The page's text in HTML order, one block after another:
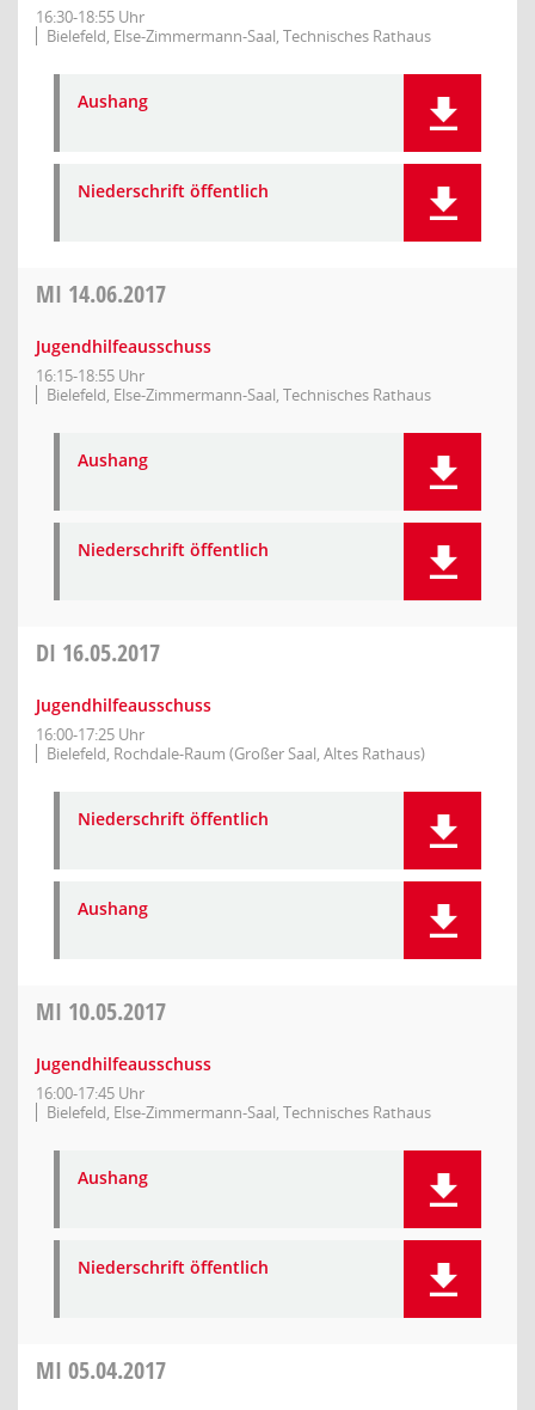
16:30-18:55 Uhr
Bielefeld, Else-Zimmermann-Saal, Technisches Rathaus
Aushang
Niederschrift öffentlich
MI 14.06.2017
Jugendhilfeausschuss
16:15-18:55 Uhr
Bielefeld, Else-Zimmermann-Saal, Technisches Rathaus
Aushang
Niederschrift öffentlich
DI 16.05.2017
Jugendhilfeausschuss
16:00-17:25 Uhr
Bielefeld, Rochdale-Raum (Großer Saal, Altes Rathaus)
Niederschrift öffentlich
Aushang
MI 10.05.2017
Jugendhilfeausschuss
16:00-17:45 Uhr
Bielefeld, Else-Zimmermann-Saal, Technisches Rathaus
Aushang
Niederschrift öffentlich
MI 05.04.2017